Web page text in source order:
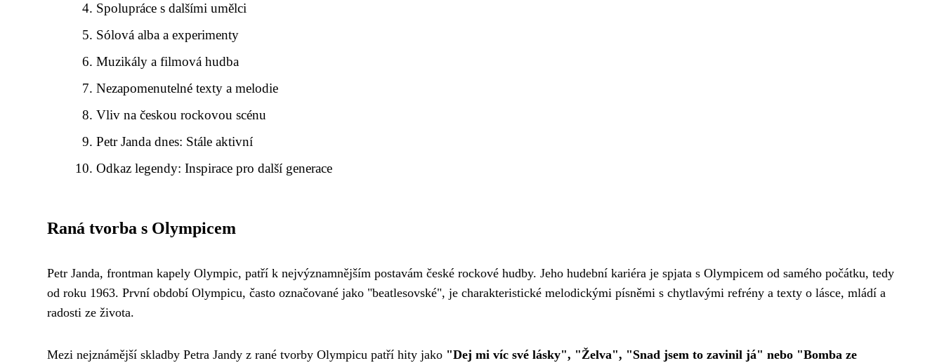
Spolupráce s dalšími umělci
Sólová alba a experimenty
Muzikály a filmová hudba
Nezapomenutelné texty a melodie
Vliv na českou rockovou scénu
Petr Janda dnes: Stále aktivní
Odkaz legendy: Inspirace pro další generace
Raná tvorba s Olympicem
Petr Janda, frontman kapely Olympic, patří k nejvýznamnějším postavám české rockové hudby. Jeho hudební kariéra je spjata s Olympicem od samého počátku, tedy
od roku 1963. První období Olympicu, často označované jako "beatlesovské", je charakteristické melodickými písněmi s chytlavými refrény a texty o lásce, mládí a
radosti ze života.
Mezi nejznámější skladby Petra Jandy z rané tvorby Olympicu patří hity jako "Dej mi víc své lásky", "Želva", "Snad jsem to zavinil já" nebo "Bomba ze